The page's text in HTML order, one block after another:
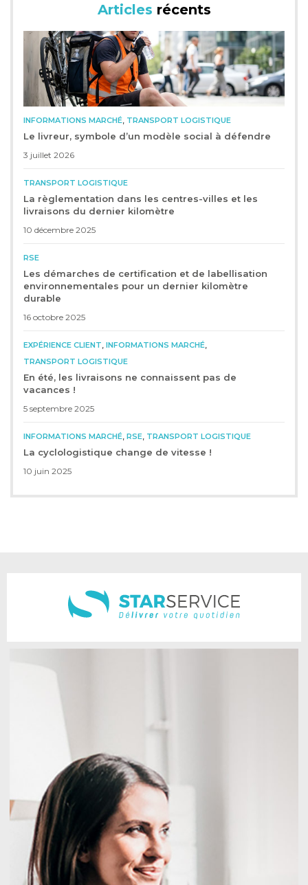
Articles récents
INFORMATIONS MARCHÉ TRANSPORT LOGISTIQUE
Le livreur, symbole d’un modèle social à défendre
3 juillet 2026
TRANSPORT LOGISTIQUE
La règlementation dans les centres-villes et les
livraisons du dernier kilomètre
10 décembre 2025
RSE
Les démarches de certification et de labellisation
environnementales pour un dernier kilomètre
durable
16 octobre 2025
EXPÉRIENCE CLIENT INFORMATIONS MARCHÉ
TRANSPORT LOGISTIQUE
En été, les livraisons ne connaissent pas de
vacances !
5 septembre 2025
INFORMATIONS MARCHÉ RSE TRANSPORT LOGISTIQUE
La cyclologistique change de vitesse !
10 juin 2025